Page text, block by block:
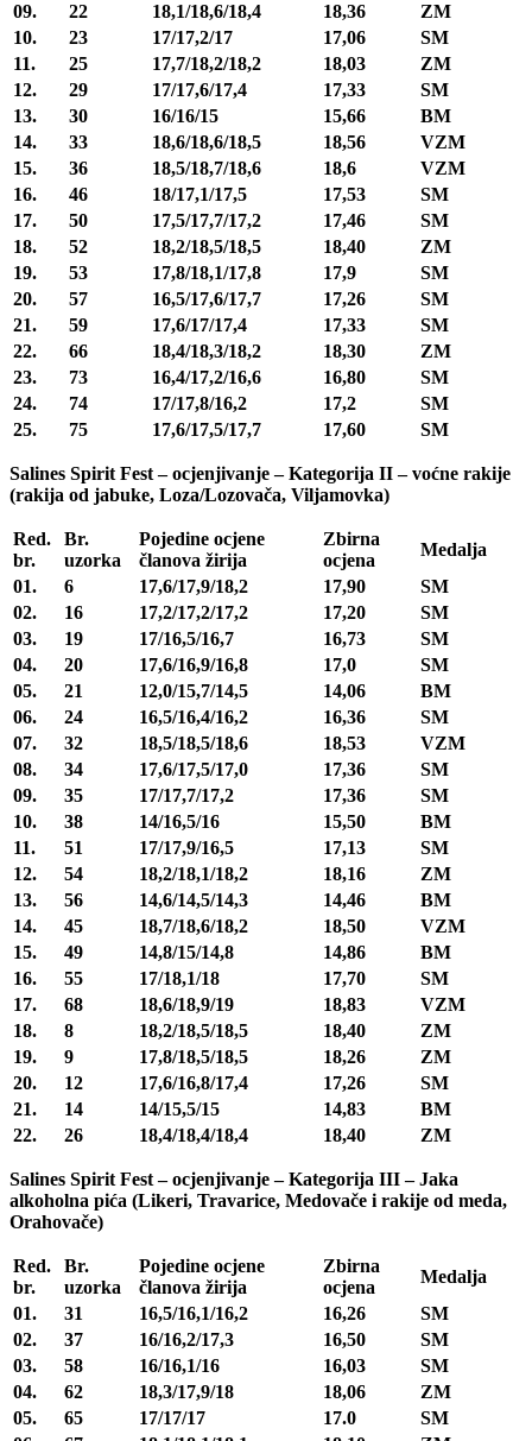
09.
22 18,1/18,6/18,4 18,36
ZM
10.
23 17/17,2/17 17,06
SM
11.
25 17,7/18,2/18,2 18,03
ZM
12.
29 17/17,6/17,4 17,33
SM
13.
30 16/16/15 15,66
BM
14.
33 18,6/18,6/18,5 18,56
VZM
15.
36 18,5/18,7/18,6 18,6
VZM
16.
46 18/17,1/17,5 17,53
SM
17.
50 17,5/17,7/17,2 17,46
SM
18.
52 18,2/18,5/18,5 18,40
ZM
19.
53 17,8/18,1/17,8 17,9
SM
20.
57 16,5/17,6/17,7 17,26
SM
21.
59 17,6/17/17,4 17,33
SM
22.
66 18,4/18,3/18,2 18,30
ZM
23.
73 16,4/17,2/16,6 16,80
SM
24.
74 17/17,8/16,2 17,2
SM
25.
75 17,6/17,5/17,7 17,60 SM
Salines Spirit Fest – ocjenjivanje – Kategorija II – voćne rakije
(rakija od jabuke, Loza/Lozovača, Viljamovka)
Red.
br.
Br.
uzorka
Pojedine ocjene
članova žirija
Zbirna
ocjena
Medalja
01.
6 17,6/17,9/18,2 17,90
SM
02.
16 17,2/17,2/17,2 17,20
SM
03.
19 17/16,5/16,7 16,73
SM
04.
20 17,6/16,9/16,8 17,0
SM
05.
21 12,0/15,7/14,5 14,06
BM
06.
24 16,5/16,4/16,2 16,36
SM
07.
32 18,5/18,5/18,6 18,53
VZM
08.
34 17,6/17,5/17,0 17,36
SM
09.
35 17/17,7/17,2 17,36
SM
10.
38 14/16,5/16 15,50
BM
11.
51 17/17,9/16,5 17,13
SM
12.
54 18,2/18,1/18,2 18,16
ZM
13.
56 14,6/14,5/14,3 14,46
BM
14.
45 18,7/18,6/18,2 18,50
VZM
15.
49 14,8/15/14,8 14,86
BM
16.
55 17/18,1/18 17,70
SM
17.
68 18,6/18,9/19 18,83
VZM
18.
8 18,2/18,5/18,5 18,40
ZM
19.
9 17,8/18,5/18,5 18,26
ZM
20.
12 17,6/16,8/17,4 17,26
SM
21.
14 14/15,5/15 14,83
BM
22.
26 18,4/18,4/18,4 18,40 ZM
Salines Spirit Fest – ocjenjivanje – Kategorija III – Jaka
alkoholna pića (Likeri, Travarice, Medovače i rakije od meda,
Orahovače)
Red.
br.
Br.
uzorka
Pojedine ocjene
članova žirija
Zbirna
ocjena
Medalja
01.
31 16,5/16,1/16,2 16,26
SM
02.
37 16/16,2/17,3 16,50
SM
03.
58 16/16,1/16 16,03
SM
04.
62 18,3/17,9/18 18,06
ZM
05.
65 17/17/17 17.0
SM